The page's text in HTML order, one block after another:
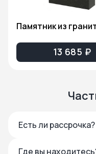
Памятник из
13 685 ₽
Есть ли рассрочка?
Где вы